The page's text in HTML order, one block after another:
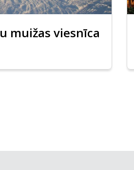
muižas viesnīca